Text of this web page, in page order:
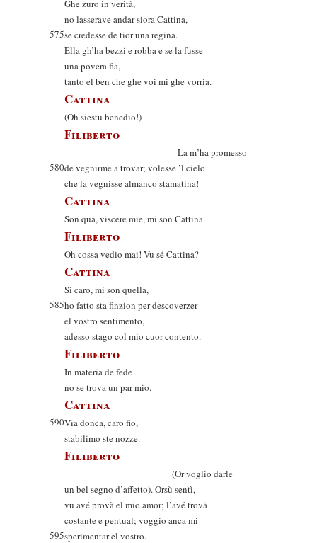
Ghe zuro in verità,
no lasserave andar siora Cattina,
575se credesse de tior una regina.
Ella gh’ha bezzi e robba e se la fusse
una povera fia,
tanto el ben che ghe voi mi ghe vorria.
Cattina
(Oh siestu benedio!)
Filiberto
La m’ha promesso
580de vegnirme a trovar; volesse ’l cielo
che la vegnisse almanco stamatina!
Cattina
Son qua, viscere mie, mi son Cattina.
Filiberto
Oh cossa vedio mai! Vu sé Cattina?
Cattina
Sì caro, mi son quella,
585ho fatto sta finzion per descoverzer
el vostro sentimento,
adesso stago col mio cuor contento.
Filiberto
In materia de fede
no se trova un par mio.
Cattina
590Via donca, caro fio,
stabilimo ste nozze.
Filiberto
(Or voglio darle
un bel segno d’affetto). Orsù sentì,
vu avé provà el mio amor; l’avé trovà
costante e pentual; voggio anca mi
595sperimentar el vostro.